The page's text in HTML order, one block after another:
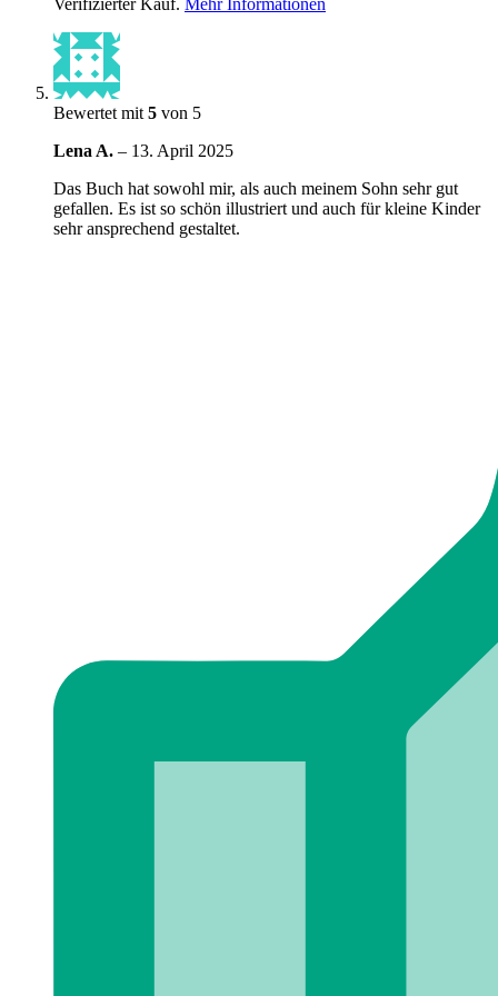
Verifizierter Kauf. Mehr Informationen
Bewertet mit 5 von 5
Lena A. – 13. April 2025
Das Buch hat sowohl mir, als auch meinem Sohn sehr gut
gefallen. Es ist so schön illustriert und auch für kleine Kinder
sehr ansprechend gestaltet.